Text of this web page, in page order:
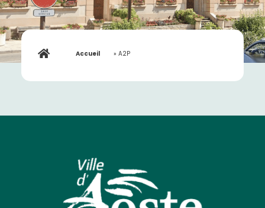
Accueil »A2P